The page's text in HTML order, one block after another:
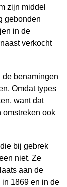
zijn middel
gebonden
in de
verkocht
de benamingen
Omdat types
want dat
omstreken ook
bij gebrek
niet. Ze
aan de
1869 en in de